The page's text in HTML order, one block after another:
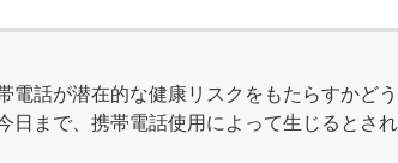
電話が潜在的な健康リスクをもたらすかど
日まで、携帯電話使用によって生じるとさ